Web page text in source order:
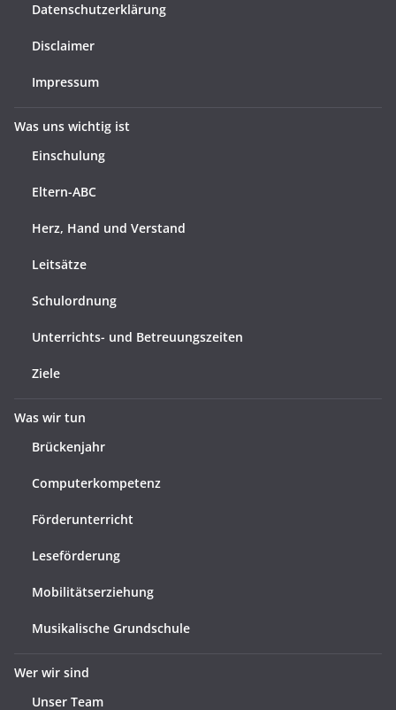
Datenschutzerklärung
Disclaimer
Impressum
Was uns wichtig ist
Einschulung
Eltern-ABC
Herz, Hand und Verstand
Leitsätze
Schulordnung
Unterrichts- und Betreuungszeiten
Ziele
Was wir tun
Brückenjahr
Computerkompetenz
Förderunterricht
Leseförderung
Mobilitätserziehung
Musikalische Grundschule
Wer wir sind
Unser Team